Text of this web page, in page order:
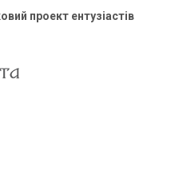
проект ентузіастів